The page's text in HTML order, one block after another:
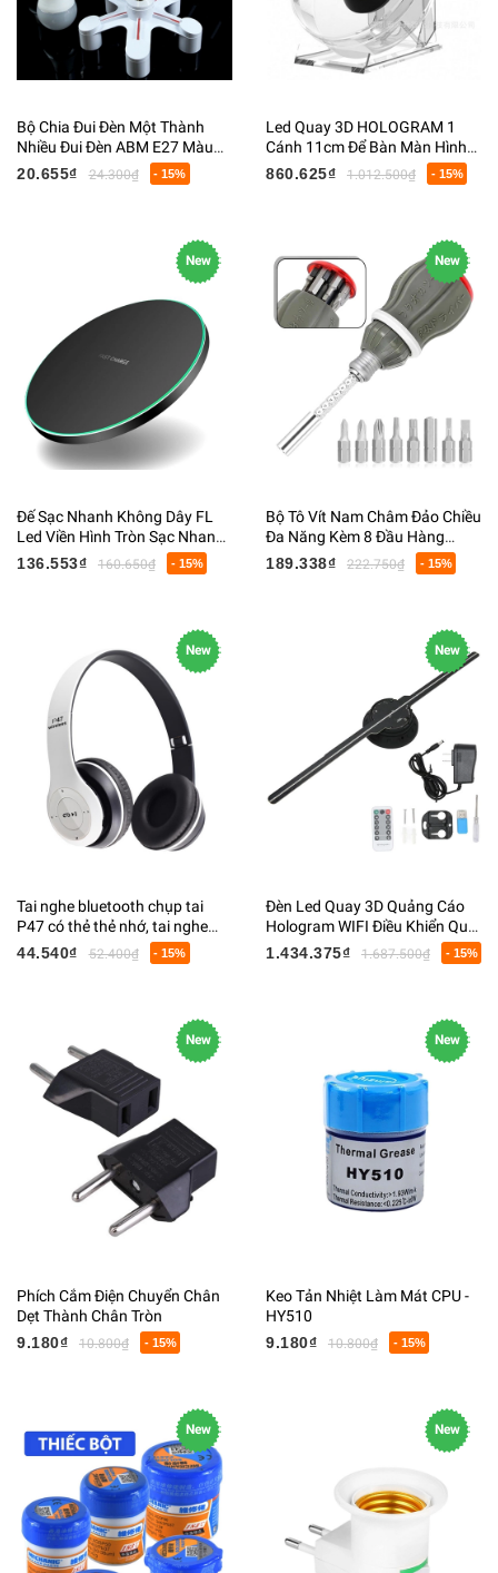
Bộ Chia Đui Đèn Một Thành
Nhiều Đui Đèn ABM E27 Màu
Trắng
20.655₫ 24.300₫ - 15%
Led Quay 3D HOLOGRAM 1
Cánh 11cm Để Bàn Màn Hình
Led Quảng Cáo, Trình Chiếu
860.625₫ 1.012.500₫ - 15%
New
Đế Sạc Nhanh Không Dây FL
Led Viền Hình Tròn Sạc Nhanh
QI 10W Đường Kính 10CM
136.553₫ 160.650₫ - 15%
New
Bộ Tô Vít Nam Châm Đảo Chiều
Đa Năng Kèm 8 Đầu Hàng
Nhật FO-9006X
189.338₫ 222.750₫ - 15%
New
Tai nghe bluetooth chụp tai
P47 có thẻ thẻ nhớ, tai nghe
không dây có mic kiểu dáng
thời gian âm thanh chất
44.540₫ 52.400₫ - 15%
New
Đèn Led Quay 3D Quảng Cáo
Hologram WIFI Điều Khiển Qua
APP Size 40cm
1.434.375₫ 1.687.500₫ - 15%
New
Phích Cắm Điện Chuyển Chân
Dẹt Thành Chân Tròn
9.180₫
10.800₫ - 15%
New
Keo Tản Nhiệt Làm Mát CPU -
HY510
9.180₫
10.800₫ - 15%
New New